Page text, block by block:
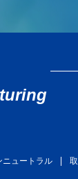
ニュートラル